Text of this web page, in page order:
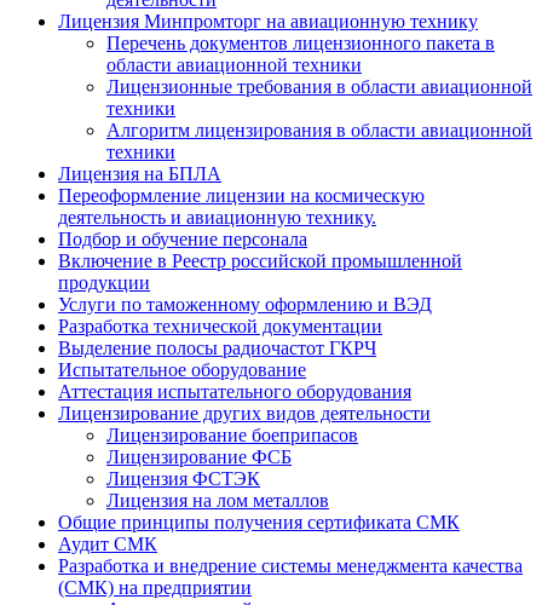
Лицензия Минпромторг на авиационную технику
Перечень документов лицензионного пакета в
области авиационной техники
Лицензионные требования в области авиационной
техники
Алгоритм лицензирования в области авиационной
техники
Лицензия на БПЛА
Переоформление лицензии на космическую
деятельность и авиационную технику.
Подбор и обучение персонала
Включение в Реестр российской промышленной
продукции
Услуги по таможенному оформлению и ВЭД
Разработка технической документации
Выделение полосы радиочастот ГКРЧ
Испытательное оборудование
Аттестация испытательного оборудования
Лицензирование других видов деятельности
Лицензирование боеприпасов
Лицензирование ФСБ
Лицензия ФСТЭК
Лицензия на лом металлов
Общие принципы получения сертификата СМК
Аудит СМК
Разработка и внедрение системы менеджмента качества
(СМК) на предприятии